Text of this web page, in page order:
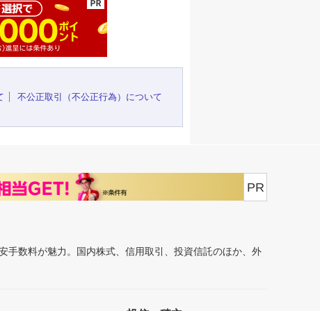
不公正取引（不公正行為）について
PR
手数料が魅力。国内株式、信用取引、投資信託のほか、外